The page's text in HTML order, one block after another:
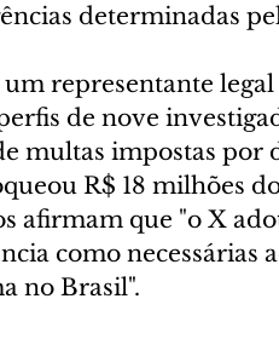
determinadas
representante
de nove
multas impostas
R$ 18 milhões
afirmam que "o X
como
no Brasil".